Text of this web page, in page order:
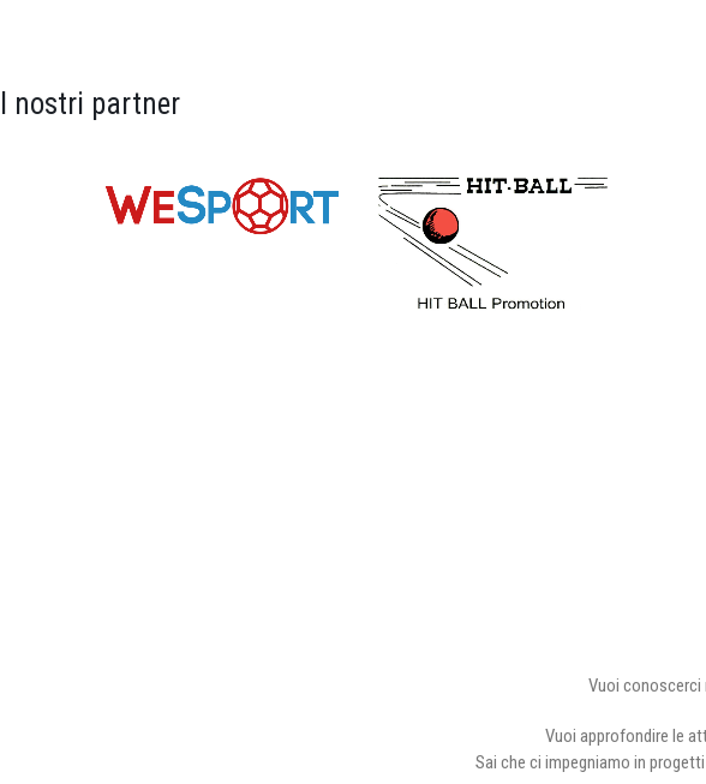
I nostri partner
Vuoi conoscerci
Vuoi approfondire le
Sai che ci impegniamo in